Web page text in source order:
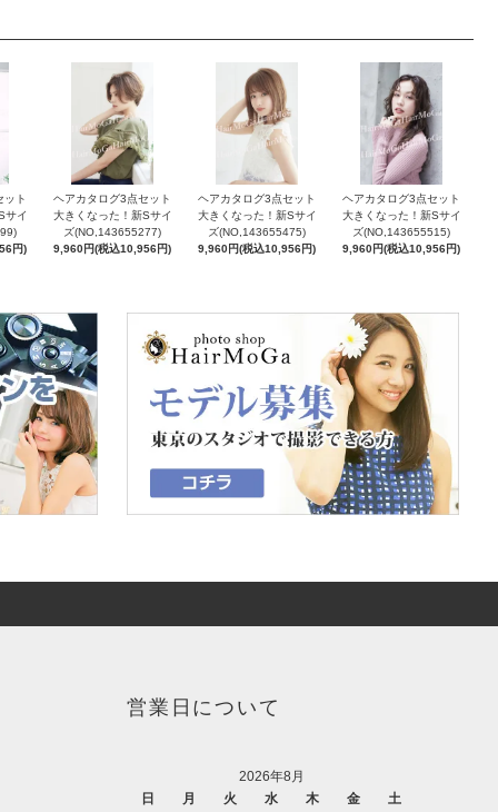
ット
サイ
円)
ヘアカタログ3点セット
大きくなった！新Sサイ
ズ(NO,143655277)
9,960円(税込10,956円)
ヘアカタログ3点セット
大きくなった！新Sサイ
ズ(NO,143655475)
9,960円(税込10,956円)
ヘアカタログ3点セット
大きくなった！新Sサイ
ズ(NO,143655515)
9,960円(税込10,956円)
営業日について
2026年8月
日
月 火 水 木 金 土